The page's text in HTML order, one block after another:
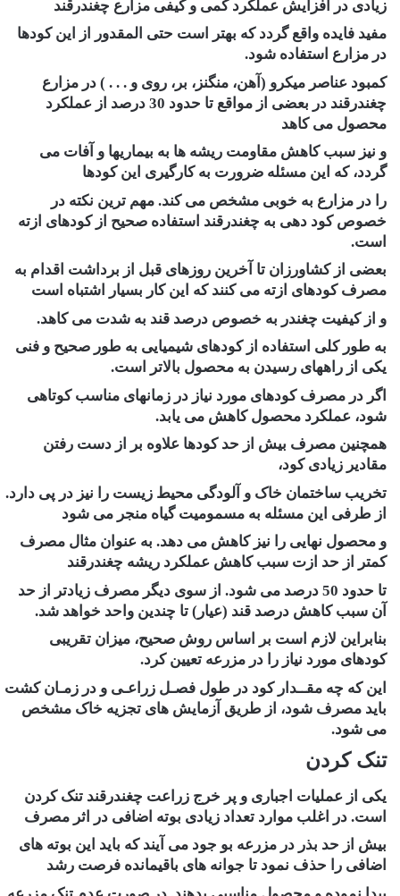
زیادی در افزایش عملکرد کمی و کیفی مزارع چغندرقند
مفید فایده واقع گردد که بهتر است حتی المقدور از این کودها
در مزارع استفاده شود.
کمبود عناصر میکرو (آهن، منگنز، بر، روی و . . . ) در مزارع
چغندرقند در بعضی از مواقع تا حدود 30 درصد از عملکرد
محصول می کاهد
و نیز سبب کاهش مقاومت ریشه ها به بیماریها و آفات می
گردد، که این مسئله ضرورت به کارگیری این کودها
را در مزارع به خوبی مشخص می کند. مهم ترین نکته در
خصوص کود دهی به چغندرقند استفاده صحیح از کودهای ازته
است.
بعضی از کشاورزان تا آخرین روزهای قبل از برداشت اقدام به
مصرف کودهای ازته می کنند که این کار بسیار اشتباه است
و از کیفیت چغندر به خصوص درصد قند به شدت می کاهد.
به طور کلی استفاده از کودهای شیمیایی به طور صحیح و فنی
یکی از راههای رسیدن به محصول بالاتر است.
اگر در مصرف کودهای مورد نیاز در زمانهای مناسب کوتاهی
شود، عملکرد محصول کاهش می یابد.
همچنین مصرف بیش از حد کودها علاوه بر از دست رفتن
مقادیر زیادی کود،
تخریب ساختمان خاک و آلودگی محیط زیست را نیز در پی دارد.
از طرفی این مسئله به مسمومیت گیاه منجر می شود
و محصول نهایی را نیز کاهش می دهد. به عنوان مثال مصرف
کمتر از حد ازت سبب کاهش عملکرد ریشه چغندرقند
تا حدود 50 درصد می شود. از سوی دیگر مصرف زیادتر از حد
آن سبب کاهش درصد قند (عیار) تا چندین واحد خواهد شد.
بنابراین لازم است بر اساس روش صحیح، میزان تقریبی
کودهای مورد نیاز را در مزرعه تعیین کرد.
این که چه مقــدار کود در طول فصـل زراعـی و در زمـان کشت
باید مصرف شود، از طریق آزمایش های تجزیه خاک مشخص
می شود.
تنک کردن
یکی از عملیات اجباری و پر خرج زراعت چغندرقند تنک کردن
است. در اغلب موارد تعداد زیادی بوته اضافی در اثر مصرف
بیش از حد بذر در مزرعه بو جود می آیند که باید این بوته های
اضافی را حذف نمود تا جوانه های باقیمانده فرصت رشد